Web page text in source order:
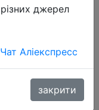
джерел
Чат Аліекспресс
закрити